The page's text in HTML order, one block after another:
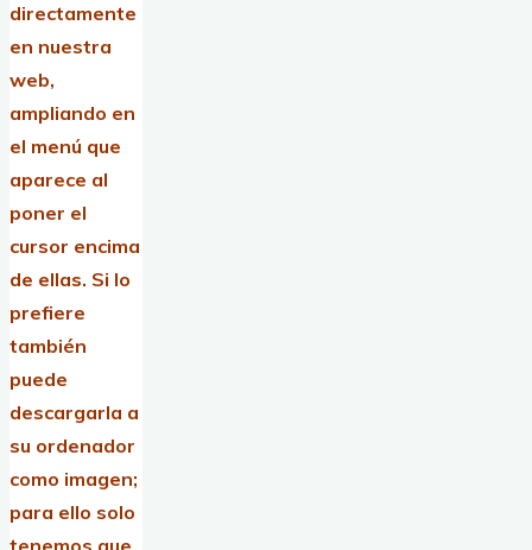
directamente
en nuestra
web,
ampliando en
el menú que
aparece al
poner el
cursor encima
de ellas. Si lo
prefiere
también
puede
descargarla a
su ordenador
como imagen;
para ello solo